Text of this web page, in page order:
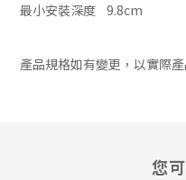
最小安裝深度 9.8cm
產品規格如有變更，以實際
您